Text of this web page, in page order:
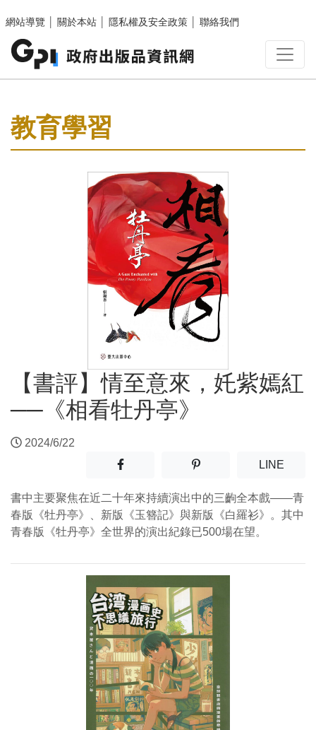
網站導覽
關於本站 隱私權及安全政策 聯絡我們
:::
教育學習
【書評】情至意來，奼紫嫣紅
──《相看牡丹亭》
2024/6/22
分享至facebook(另開新視窗)
分享至噗浪(另開新視窗)
LINE(另開
書中主要聚焦在近二十年來持續演出中的三齣全本戲——青
春版《牡丹亭》、新版《玉簪記》與新版《白羅衫》。其中
青春版《牡丹亭》全世界的演出紀錄已500場在望。